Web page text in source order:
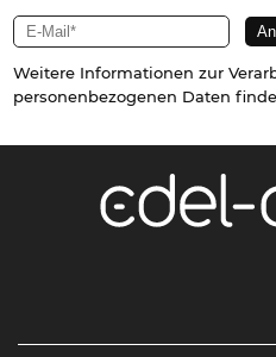
Weitere Informationen zur
personenbezogenen Daten